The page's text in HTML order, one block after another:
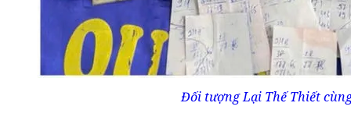
Đối tượng Lại Thế Thiết